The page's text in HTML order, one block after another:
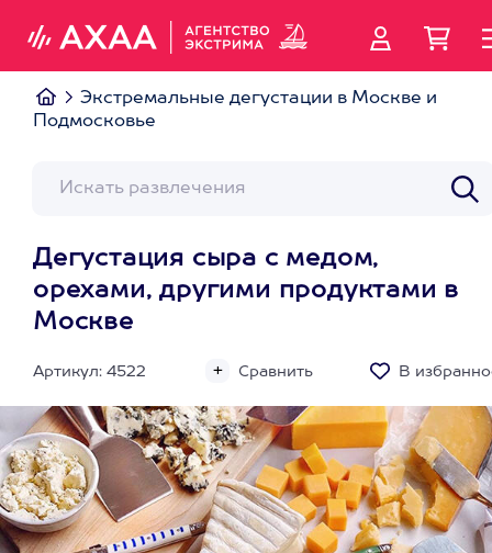
Экстремальные дегустации в Москве и
Подмосковье
Дегустация сыра с медом,
орехами, другими продуктами в
Москве
Артикул: 4522 Сравнить В